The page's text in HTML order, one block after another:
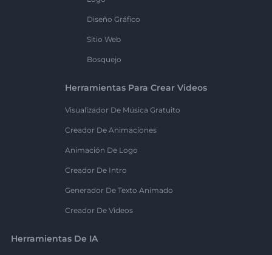
Diseño Gráfico
Sitio Web
Bosquejo
Herramientas Para Crear Videos
Visualizador De Música Gratuito
Creador De Animaciones
Animación De Logo
Creador De Intro
Generador De Texto Animado
Creador De Videos
Herramientas De IA